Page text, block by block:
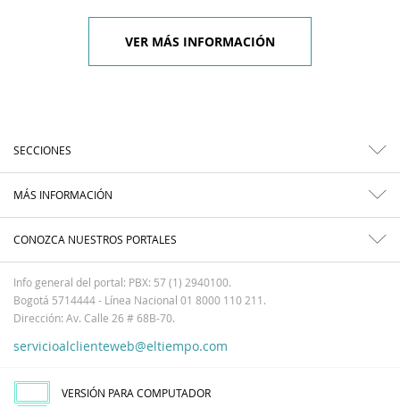
VER MÁS INFORMACIÓN
SECCIONES
MÁS INFORMACIÓN
CONOZCA NUESTROS PORTALES
Info general del portal: PBX: 57 (1) 2940100.
Bogotá 5714444 - Línea Nacional 01 8000 110 211.
Dirección: Av. Calle 26 # 68B-70.
servicioalclienteweb@eltiempo.com
VERSIÓN PARA COMPUTADOR